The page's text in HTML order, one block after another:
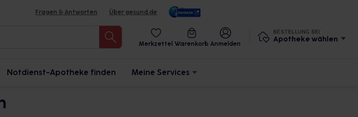
Fragen & Antworten Über gesund.de
Merkzettel Warenkorb Anmelden
BESTELLUNG BEI
Apotheke wählen
Notdienst-Apotheke finden Meine Services